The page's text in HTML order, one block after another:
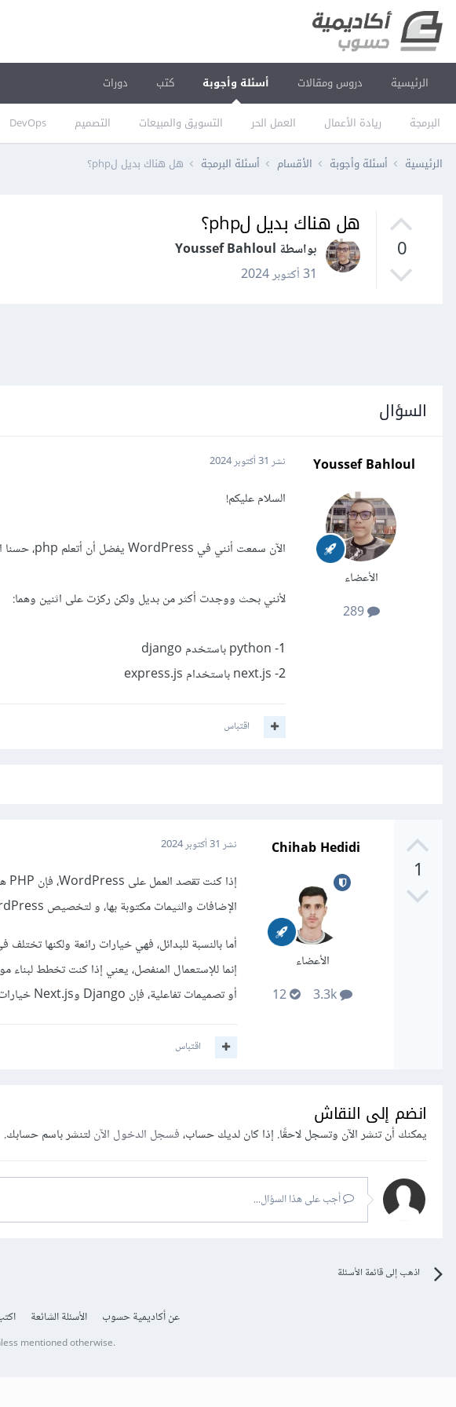
الرئيسية دروس ومقالات أسئلة وأجوبة
البرمجة ريادة الأعمال العمل الحر التسويق والمبيعات التصميم DevOps
كتب دورات
الرئيسية أسئلة وأجوبة الأقسام أسئلة البرمجة هل هناك بديل لphp؟
0
هل هناك بديل لphp؟
بواسطة Youssef Bahloul
31 أكتوبر 2024
السؤال
Youssef Bahloul
الأعضاء
289
نشر 31 أكتوبر 2024
السلام عليكم!
الآن سمعت أنني في WordPress يفضل أن أتعلم php، حسنا الآن هل يجب عليا تعلمها هي فقط أم يوجد بدائل؟
لأنني بحث ووجدت أكثر من بديل ولكن ركزت على اثنين وهما:
1- python باستخدم django
2- next.js باستخدام express.js
اقتباس
1
Chihab Hedidi
الأعضاء
نشر 31 أكتوبر 2024
الإضافات والثيمات مكتوبة بها، و لتخصيص WordPress أو تطوير إضافات خاصة، تعلم PHP سيكون ضروريا.
إنما للإستعمال المنفصل، يعني إذا كنت تخطط
أو تصميمات تفاعلية، فإن Django وNext.js خيارات قوية.
اقتباس
انضم إلى النقاش
يمكنك أن تنشر الآن وتسجل لاحقًا. إذا كان لديك حساب،فسجل الدخول الآنلتنشر باسم حسابك.
أجب على هذا السؤال...
اذهب إلى قائمة الأسئلة
عن أكاديمية حسوب الأسئلة الشائعة
mentioned otherwise.